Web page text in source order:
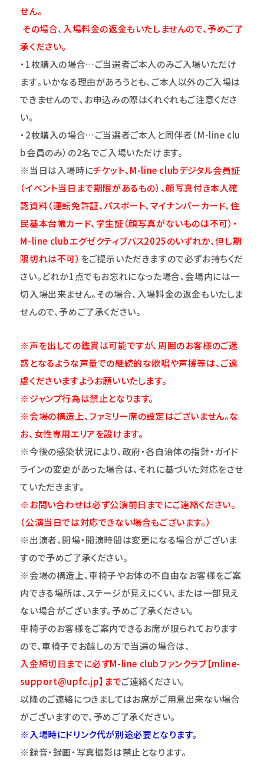
せん。
その場合、入場料金の返金もいたしませんので、予めご了
承ください。
・1枚購入の場合…ご当選者ご本人のみご入場いただけ
ます｡いかなる理由があろうとも､ご本人以外のご入場は
できませんので､お申込みの際はくれぐれもご注意くださ
い｡
・2枚購入の場合…ご当選者ご本人と同伴者（M-line clu
b会員のみ）の2名でご入場いただけます。
※当日は入場時にチケット、M-line clubデジタル会員証
（イベント当日まで期限があるもの）、顔写真付き本人確
認資料（運転免許証、パスポート、マイナンバーカード、住
民基本台帳カード、学生証（顔写真がないものは不可）・
M-line clubエグゼクティブパス2025のいずれか、但し期
限切れは不可） をご提示いただきますので必ずお持ちくだ
さい。どれか1点でもお忘れになった場合、会場内には一
切入場出来ません。その場合、入場料金の返金もいたしま
せんので、予めご了承ください。
※声を出しての鑑賞は可能ですが、周囲のお客様のご迷
惑となるような声量での継続的な歌唱や声援等は、ご遠
慮くださいますようお願いいたします。
※ジャンプ行為は禁止となります。
※会場の構造上、ファミリー席の設定はございません。な
お、女性専用エリアを設けます。
※今後の感染状況により、政府・各自治体の指針・ガイド
ラインの変更があった場合は、それに基づいた対応をさせ
ていただきます。
※お問い合わせは必ず公演前日までにご連絡ください。
（公演当日では対応できない場合もございます。）
※出演者、開場・開演時間は変更になる場合がございま
すので予めご了承ください。
※会場の構造上、車椅子やお体の不自由なお客様をご案
内できる場所は、ステージが見えにくい、または一部見え
ない場合がございます。予めご了承ください。
車椅子のお客様をご案内できるお席が限られております
ので、車椅子でお越しの方で当選の場合は、
入金締切日までに必ずM-line clubファンクラブ【mline-
support@upfc.jp】までご連絡ください。
以降のご連絡につきましてはお席がご用意出来ない場合
がございますので、予めご了承ください。
※入場時にドリンク代が別途必要となります。
※録音・録画・写真撮影は禁止となります。